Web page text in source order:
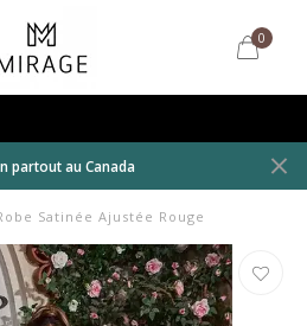
0
partout au Canada
Satinée Ajustée Rouge